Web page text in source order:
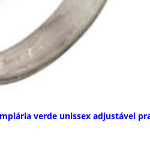
verde unissex adjustável